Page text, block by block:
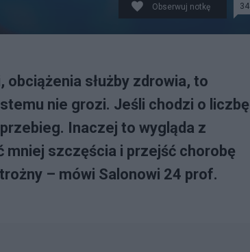
Obserwuj notkę 34
służby zdrowia, to
nie grozi. Jeśli chodzi o liczbę
Inaczej to wygląda z
szczęścia i przejść chorobę
– mówi Salonowi 24 prof.